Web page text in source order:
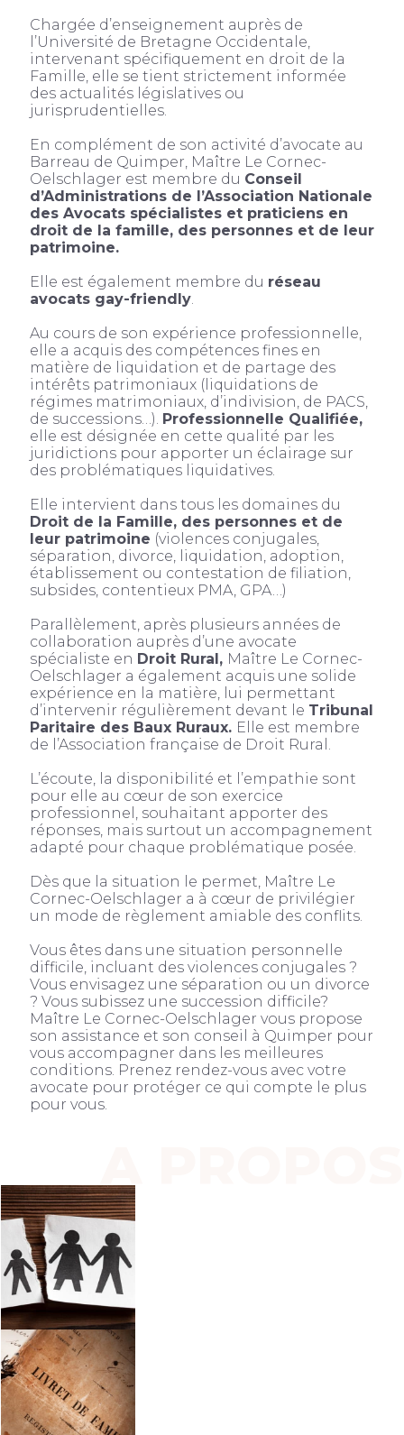
Chargée d’enseignement auprès de
l’Université de Bretagne Occidentale,
intervenant spécifiquement en droit de la
Famille, elle se tient strictement informée
des actualités législatives ou
jurisprudentielles.
En complément de son activité d’avocate au
Barreau de Quimper, Maître Le Cornec-
Oelschlager est membre du Conseil
d’Administrations de l’Association Nationale
des Avocats spécialistes et praticiens en
droit de la famille, des personnes et de leur
patrimoine.
Elle est également membre du réseau
avocats gay-friendly
Au cours de son expérience professionnelle,
elle a acquis des compétences fines en
matière de liquidation et de partage des
intérêts patrimoniaux (liquidations de
régimes matrimoniaux, d’indivision, de PACS,
de successions…). Professionnelle Qualifiée,
elle est désignée en cette qualité par les
juridictions pour apporter un éclairage sur
des problématiques liquidatives.
Elle intervient dans tous les domaines du
Droit de la Famille, des personnes et de
leur patrimoine (violences conjugales,
séparation, divorce, liquidation, adoption,
établissement ou contestation de filiation,
subsides, contentieux PMA, GPA…)
Parallèlement, après plusieurs années de
collaboration auprès d’une avocate
spécialiste en Droit Rural, Maître Le Cornec-
Oelschlager a également acquis une solide
expérience en la matière, lui permettant
d’intervenir régulièrement devant le Tribunal
Paritaire des Baux Ruraux. Elle est membre
de l’Association française de Droit Rural.
L’écoute, la disponibilité et l’empathie sont
pour elle au cœur de son exercice
professionnel, souhaitant apporter des
réponses, mais surtout un accompagnement
adapté pour chaque problématique posée.
Dès que la situation le permet, Maître Le
Cornec-Oelschlager a à cœur de privilégier
un mode de règlement amiable des conflits.
Vous êtes dans une situation personnelle
difficile, incluant des violences conjugales ?
Vous envisagez une séparation ou un divorce
? Vous subissez une succession difficile?
Maître Le Cornec-Oelschlager vous propose
son assistance et son conseil à Quimper pour
vous accompagner dans les meilleures
conditions. Prenez rendez-vous avec votre
avocate pour protéger ce qui compte le plus
pour vous.